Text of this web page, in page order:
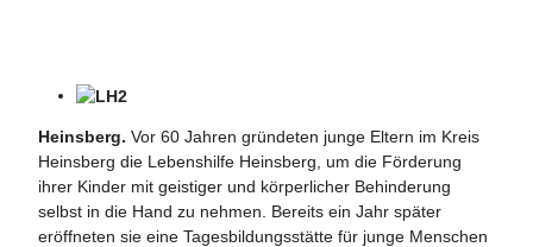
Behinderung
(Foto: Lebenshilfe Heinsberg)
Heinsberg. Vor 60 Jahren gründeten junge Eltern im Kreis
Heinsberg die Lebenshilfe Heinsberg, um die Förderung
ihrer Kinder mit geistiger und körperlicher Behinderung
selbst in die Hand zu nehmen. Bereits ein Jahr später
eröffneten sie eine Tagesbildungsstätte für junge Menschen